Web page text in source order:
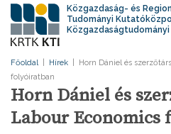
Közgazdaság- és
Tudományi
Főoldal Hírek
Horn Dániel és
folyóiratban
Horn Dániel és
Labour